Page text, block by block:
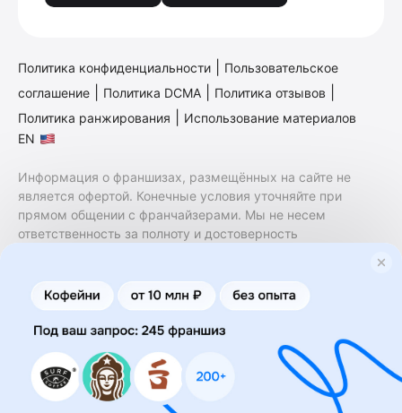
Политика конфиденциальности
Пользовательское
соглашение
Политика DCMA Политика отзывов
Политика ранжирования
Использование материалов
EN
Информация о франшизах, размещённых на сайте не
является офертой. Конечные условия уточняйте при
прямом общении с франчайзерами. Мы не несем
ответственность за полноту и достоверность
финансовые услуги. Заключение договоров
коммерческой концессии (франчайзинга) осуществляется
правообладателями/их представителями. Бизнесменс.ру
не является посредником или представителем
правообладателя и не несет ответственность за условия
предоставления франшизы и действия лиц,
осуществленные на основании информации, имеющейся